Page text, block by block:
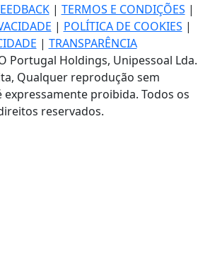
| TERMOS E CONDIÇÕES |
| POLÍTICA DE COOKIES |
| TRANSPARÊNCIA
Portugal Holdings, Unipessoal Lda.
Qualquer reprodução sem
proibida. Todos os
reservados.